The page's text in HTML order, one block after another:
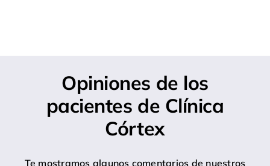
Opiniones de los
pacientes de Clínica
Córtex
Te mostramos algunos comentarios de nuestros